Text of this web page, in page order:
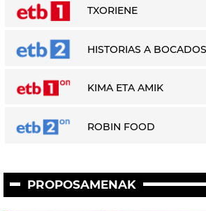
TXORIENE
HISTORIAS A BOCADOS
KIMA ETA AMIK
ROBIN FOOD
PROPOSAMENAK